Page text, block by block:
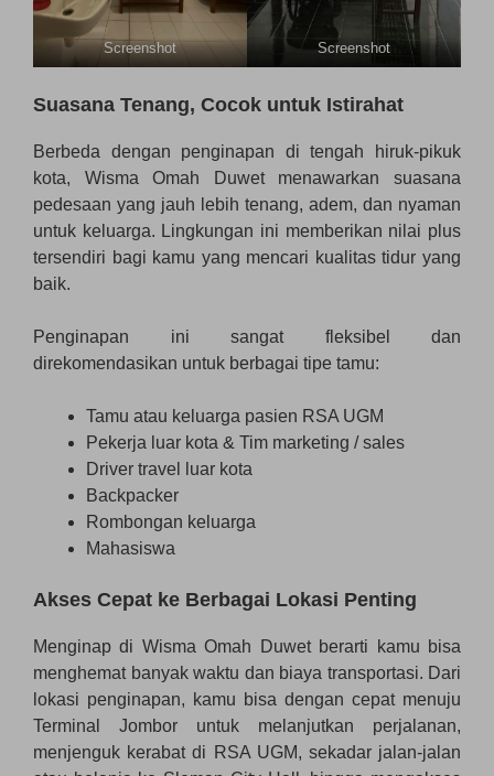
Screenshot Screenshot
Suasana Tenang, Cocok untuk Istirahat
Berbeda dengan penginapan di tengah hiruk-pikuk
kota, Wisma Omah Duwet menawarkan suasana
pedesaan yang jauh lebih tenang, adem, dan nyaman
untuk keluarga. Lingkungan ini memberikan nilai plus
tersendiri bagi kamu yang mencari kualitas tidur yang
baik.
Penginapan ini sangat fleksibel dan
direkomendasikan untuk berbagai tipe tamu:
Tamu atau keluarga pasien RSA UGM
Pekerja luar kota & Tim marketing / sales
Driver travel luar kota
Backpacker
Rombongan keluarga
Mahasiswa
Akses Cepat ke Berbagai Lokasi Penting
Menginap di Wisma Omah Duwet berarti kamu bisa
menghemat banyak waktu dan biaya transportasi. Dari
lokasi penginapan, kamu bisa dengan cepat menuju
Terminal Jombor untuk melanjutkan perjalanan,
menjenguk kerabat di RSA UGM, sekadar jalan-jalan